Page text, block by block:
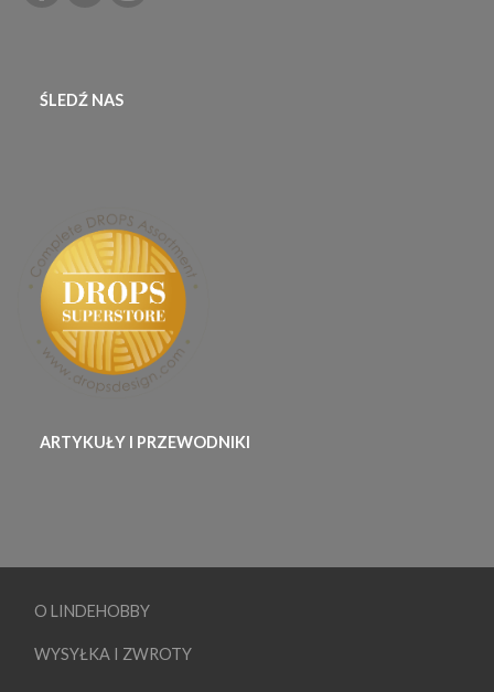
ŚLEDŹ NAS
ARTYKUŁY I PRZEWODNIKI
O LINDEHOBBY
WYSYŁKA I ZWROTY